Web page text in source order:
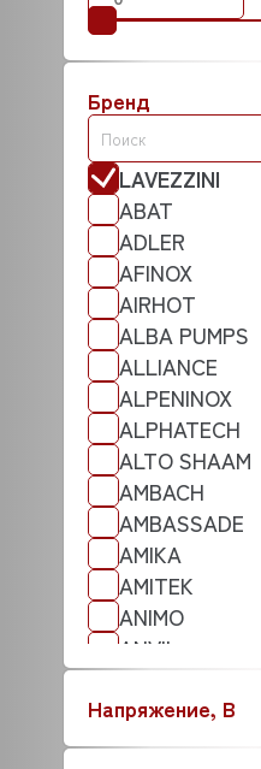
Бренд
LAVEZZINI
ABAT
ADLER
AFINOX
AIRHOT
ALBA PUMPS
ALLIANCE
ALPENINOX
ALPHATECH
ALTO SHAAM
AMBACH
AMBASSADE
AMIKA
AMITEK
ANIMO
ANVIL
APACH
ANKO
AQUA
Напряжение, В